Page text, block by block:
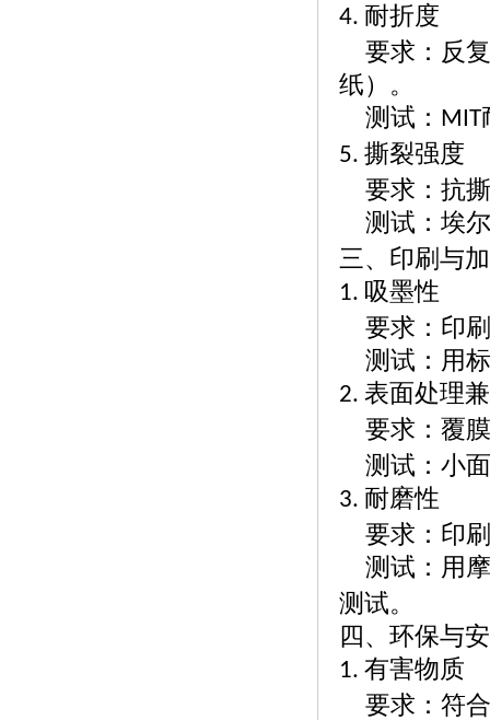
4. 耐折度
要求：反
纸）。
测试： MIT
5. 撕裂强度
要求：抗
测试：埃
三、印刷与
1. 吸墨性
要求：印
测试：用
2. 表面处理
要求：覆
测试：小
3. 耐磨性
要求：印
测试：用
测试。
四、环保与
1. 有害物质
要求：符合